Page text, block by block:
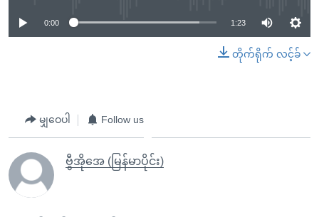
0:00 1:23
တိုက်ရိုက် လင့်ခ်
မျှဝေပါ Follow us
ဗွီအိုအေ (မြန်မာပိုင်း)